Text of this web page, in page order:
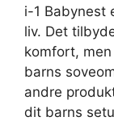
i-1 Babynest
liv. Det
komfort,
barns
andre
dit barns